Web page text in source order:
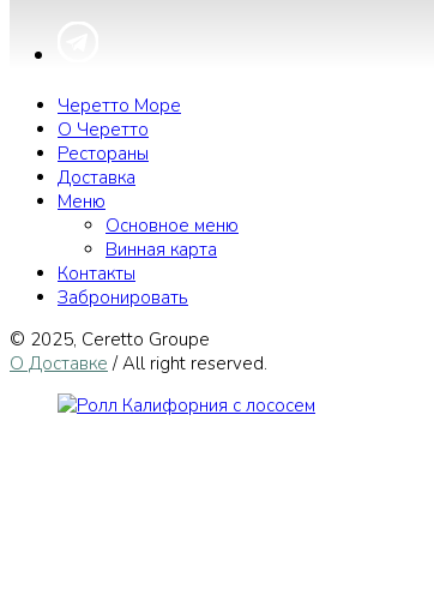
Черетто Море
О Черетто
Рестораны
Доставка
Меню
Основное меню
Винная карта
Контакты
Забронировать
© 2025, Сeretto Groupe
О Доставке / All right reserved.